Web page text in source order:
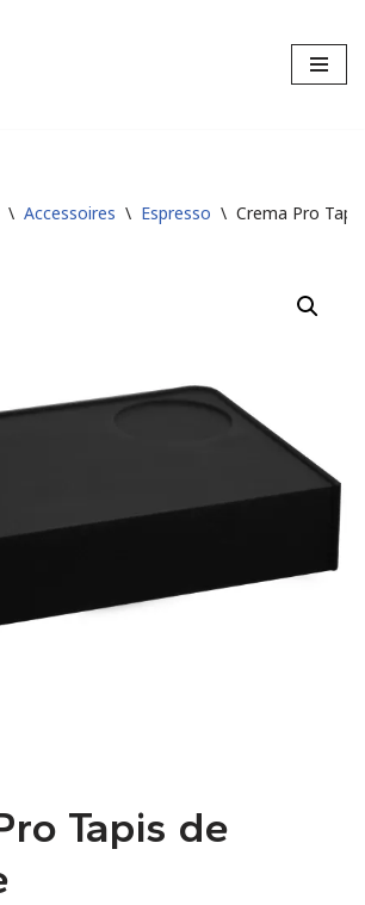
\ Accessoires \ Espresso \ Crema Pro
Tapis de